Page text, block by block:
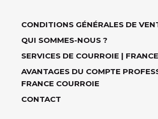
CONDITIONS GÉNÉRALES DE
QUI SOMMES-NOUS ?
SERVICES DE COURROIE |
AVANTAGES DU COMPTE
FRANCE COURROIE
CONTACT